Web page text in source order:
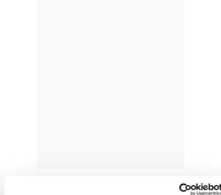
Lehenengo zutabearen bidez euskarak Euskal